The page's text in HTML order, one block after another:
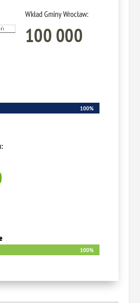
Wkład Gminy Wrocław:
100 000
100%
100%
100%
100%